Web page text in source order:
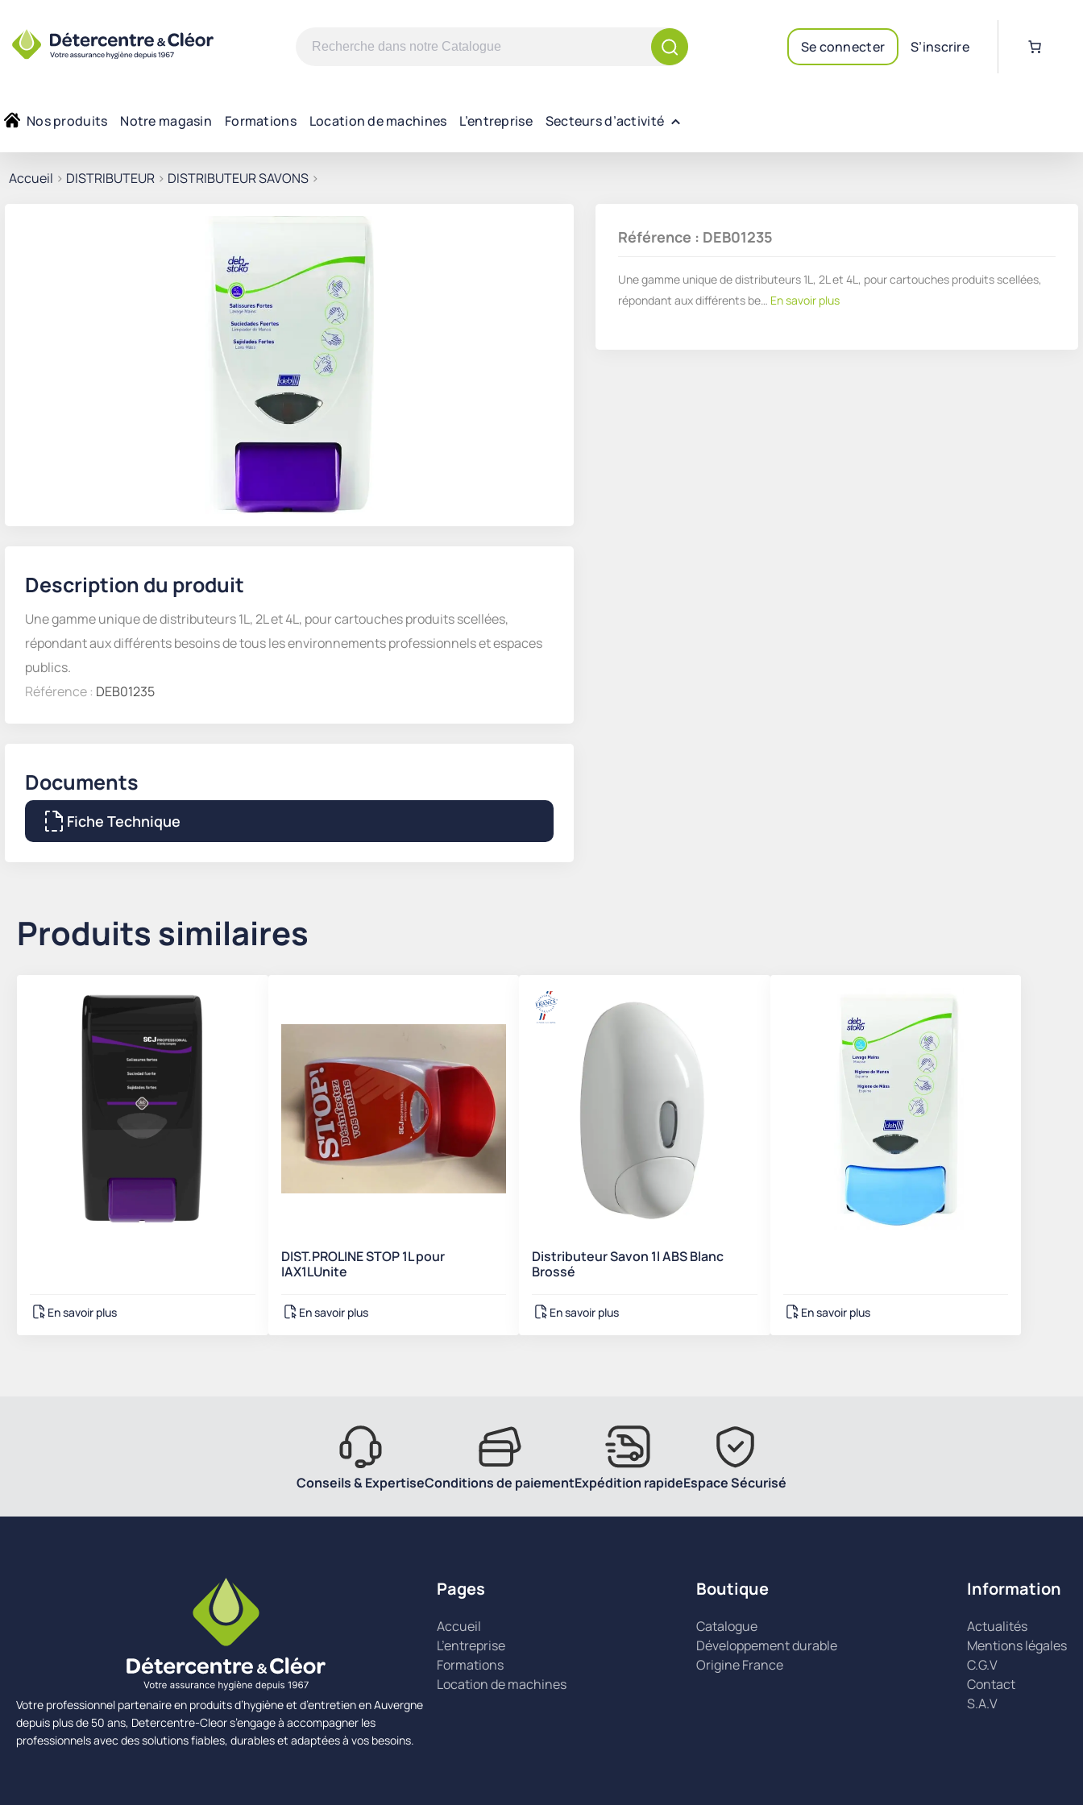
Recherche
Se connecter S’inscrire
Nos produits Notre magasin Formations Location de machines L’entreprise Secteurs d’activité
Accueil > DISTRIBUTEUR > DISTRIBUTEUR SAVONS >
Description du produit
Une gamme unique de distributeurs 1L, 2L et 4L, pour cartouches produits scellées,
répondant aux différents besoins de tous les environnements professionnels et espaces
publics.
Référence : DEB01235
Documents
Fiche Technique
Référence : DEB01235
Une gamme unique de distributeurs 1L, 2L et 4L, pour cartouches produits scellées,
répondant aux différents be… En savoir plus
Produits similaires
En savoir plus
DIST.PROLINE STOP 1L pour
IAX1LUnite
En savoir plus
Distributeur Savon 1l ABS Blanc
Brossé
En savoir plus En savoir plus
Conseils & ExpertiseConditions de paiementExpédition rapideEspace Sécurisé
Votre professionnel partenaire en produits d’hygiène et d’entretien en Auvergne
depuis plus de 50 ans, Detercentre-Cleor s’engage à accompagner les
professionnels avec des solutions fiables, durables et adaptées à vos besoins.
Pages
Accueil
L’entreprise
Formations
Location de machines
Boutique
Catalogue
Développement durable
Origine France
Information
Actualités
Mentions légales
C.G.V
Contact
S.A.V